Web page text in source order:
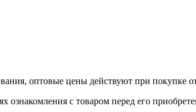
оптовые цены действуют при покупке
с товаром перед его